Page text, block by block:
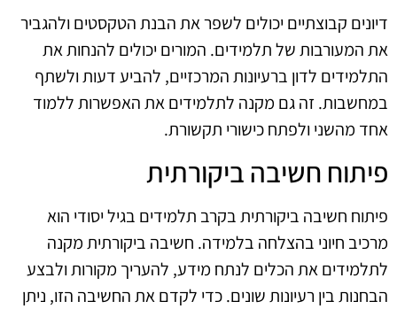
דיונים קבוצתיים יכולים לשפר את הבנת הטקסטים ולהגביר
את המעורבות של תלמידים. המורים יכולים להנחות את
התלמידים לדון ברעיונות המרכזיים, להביע דעות ולשתף
במחשבות. זה גם מקנה לתלמידים את האפשרות ללמוד
אחד מהשני ולפתח כישורי תקשורת.
פיתוח חשיבה ביקורתית
פיתוח חשיבה ביקורתית בקרב תלמידים בגיל יסודי הוא
מרכיב חיוני בהצלחה בלמידה. חשיבה ביקורתית מקנה
לתלמידים את הכלים לנתח מידע, להעריך מקורות ולבצע
הבחנות בין רעיונות שונים. כדי לקדם את החשיבה הזו, ניתן